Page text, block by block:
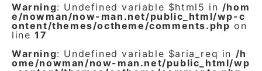
Warning: Undefined variable $html5 in /hom
e/nowman/now-man.net/public_html/wp-c
ontent/themes/octheme/comments.php on
line 17
Warning: Undefined variable $aria_req in /h
ome/nowman/now-man.net/public_html/wp